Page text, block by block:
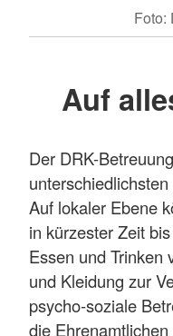
Foto:
Auf
Der DRK-
Auf lokaler Ebene
in kürzester Zeit
Essen und Trinken
und Kleidung zur
psycho-soziale
die